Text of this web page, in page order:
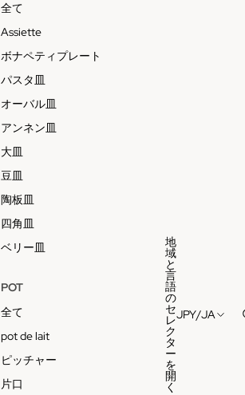
全て
Assiette
ボナペティプレート
パスタ皿
オーバル皿
アンネン皿
大皿
豆皿
陶板皿
四角皿
ベリー皿
POT
全て
pot de lait
ピッチャー
片口
地
域
と
言
語
の
セ
レ
ク
タ
ー
を
開
く
JPY/JA